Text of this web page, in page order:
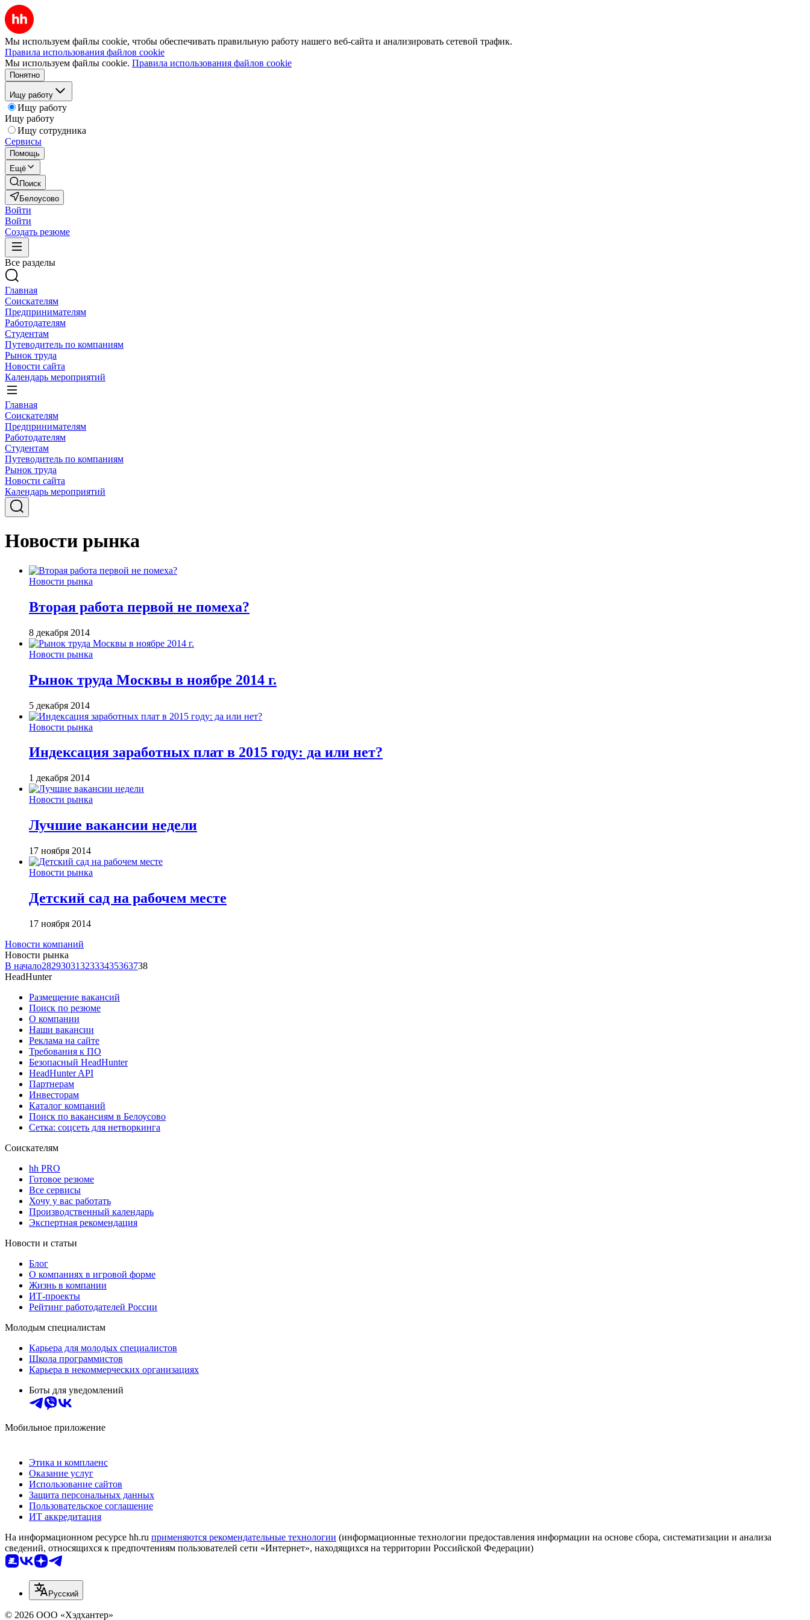
Мы используем файлы cookie, чтобы обеспечивать правильную работу нашего веб-сайта и анализировать сетевой трафик.
Правила использования файлов cookie
Мы используем файлы cookie. Правила использования файлов cookie
Понятно
Ищу работу
Ищу работу
Ищу работу
Ищу сотрудника
Сервисы
Помощь
Ещё
Поиск
Белоусово
Войти
Войти
Создать резюме
Все разделы
Главная
Соискателям
Предпринимателям
Работодателям
Студентам
Путеводитель по компаниям
Рынок труда
Новости сайта
Календарь мероприятий
Главная
Соискателям
Предпринимателям
Работодателям
Студентам
Путеводитель по компаниям
Рынок труда
Новости сайта
Календарь мероприятий
Новости рынка
Новости рынка
Вторая работа первой не помеха?
8 декабря 2014
Новости рынка
Рынок труда Москвы в ноябре 2014 г.
5 декабря 2014
Новости рынка
Индексация заработных плат в 2015 году: да или нет?
1 декабря 2014
Новости рынка
Лучшие вакансии недели
17 ноября 2014
Новости рынка
Детский сад на рабочем месте
17 ноября 2014
Новости компаний
Новости рынка
В начало2829303132333435363738
HeadHunter
Размещение вакансий
Поиск по резюме
О компании
Наши вакансии
Реклама на сайте
Требования к ПО
Безопасный HeadHunter
HeadHunter API
Партнерам
Инвесторам
Каталог компаний
Поиск по вакансиям в Белоусово
Сетка: соцсеть для нетворкинга
Соискателям
hh PRO
Готовое резюме
Все сервисы
Хочу у вас работать
Производственный календарь
Экспертная рекомендация
Новости и статьи
Блог
О компаниях в игровой форме
Жизнь в компании
ИТ-проекты
Рейтинг работодателей России
Молодым специалистам
Карьера для молодых специалистов
Школа программистов
Карьера в некоммерческих организациях
Боты для уведомлений
Мобильное приложение
Этика и комплаенс
Оказание услуг
Использование сайтов
Защита персональных данных
Пользовательское соглашение
ИТ аккредитация
На информационном ресурсе hh.ru применяются рекомендательные технологии (информационные технологии предоставления информации на основе сбора, систематизации и анализа
сведений, относящихся к предпочтениям пользователей сети «Интернет», находящихся на территории Российской Федерации)
Русский
© 2026 ООО «Хэдхантер»